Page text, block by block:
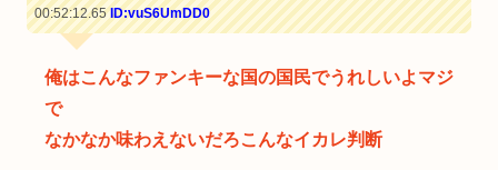
00:52:12.65ID:vuS6UmDD0
俺はこんなファンキーな国の国民でうれしいよマジ
で
なかなか味わえないだろこんなイカレ判断